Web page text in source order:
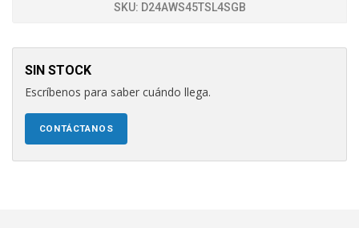
SKU: D24AWS45TSL4SGB
SIN STOCK
Escríbenos para saber cuándo llega.
CONTÁCTANOS